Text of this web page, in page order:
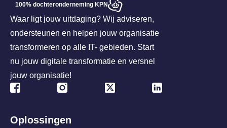
100% dochteronderneming KPN
Waar ligt jouw uitdaging? Wij adviseren,
ondersteunen en helpen jouw organisatie
transformeren op alle IT- gebieden. Start
nu jouw digitale transformatie en versnel
jouw organisatie!
Oplossingen